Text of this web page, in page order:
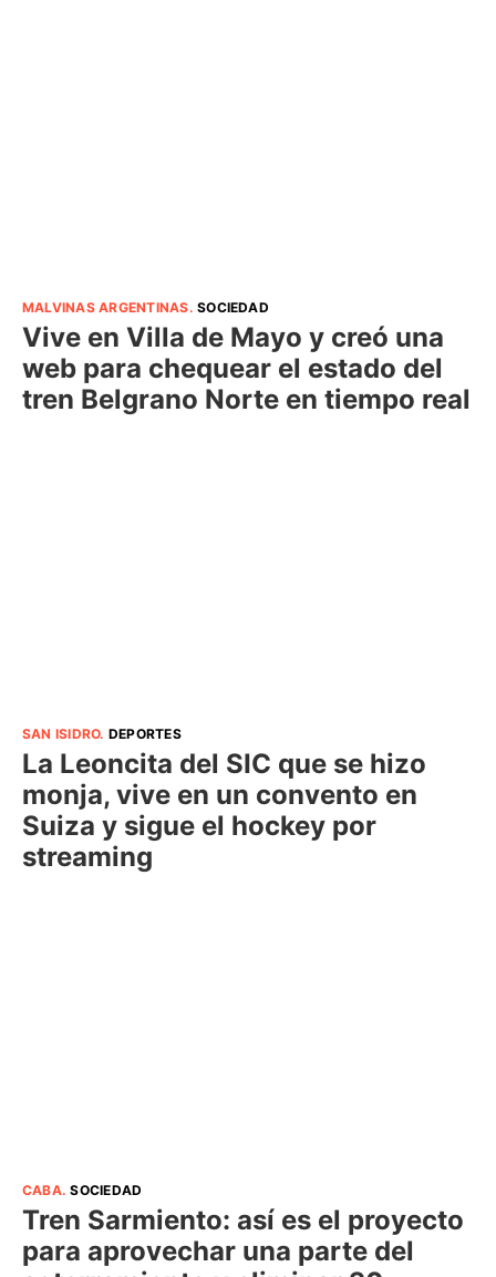
MALVINAS ARGENTINAS.SOCIEDAD
Vive en Villa de Mayo y creó una
web para chequear el estado del
tren Belgrano Norte en tiempo real
SAN ISIDRO. DEPORTES
La Leoncita del SIC que se hizo
monja, vive en un convento en
Suiza y sigue el hockey por
streaming
CABA.SOCIEDAD
Tren Sarmiento: así es el proyecto
para aprovechar una parte del